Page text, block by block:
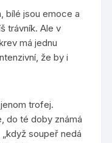
bílé jsou emoce a
trávník. Ale v
má jednu
že by i
trofej.
do té doby známá
soupeř nedá